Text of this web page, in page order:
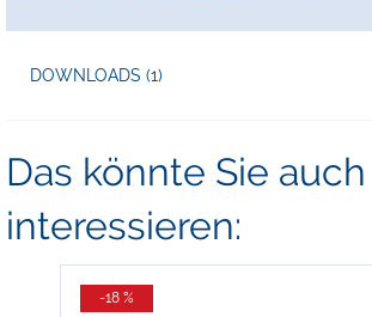
DOWNLOADS (1)
Das könnte Sie auch
interessieren:
-18 %